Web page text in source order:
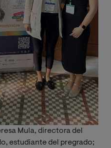
Mula, directora del
estudiante del pregrado;